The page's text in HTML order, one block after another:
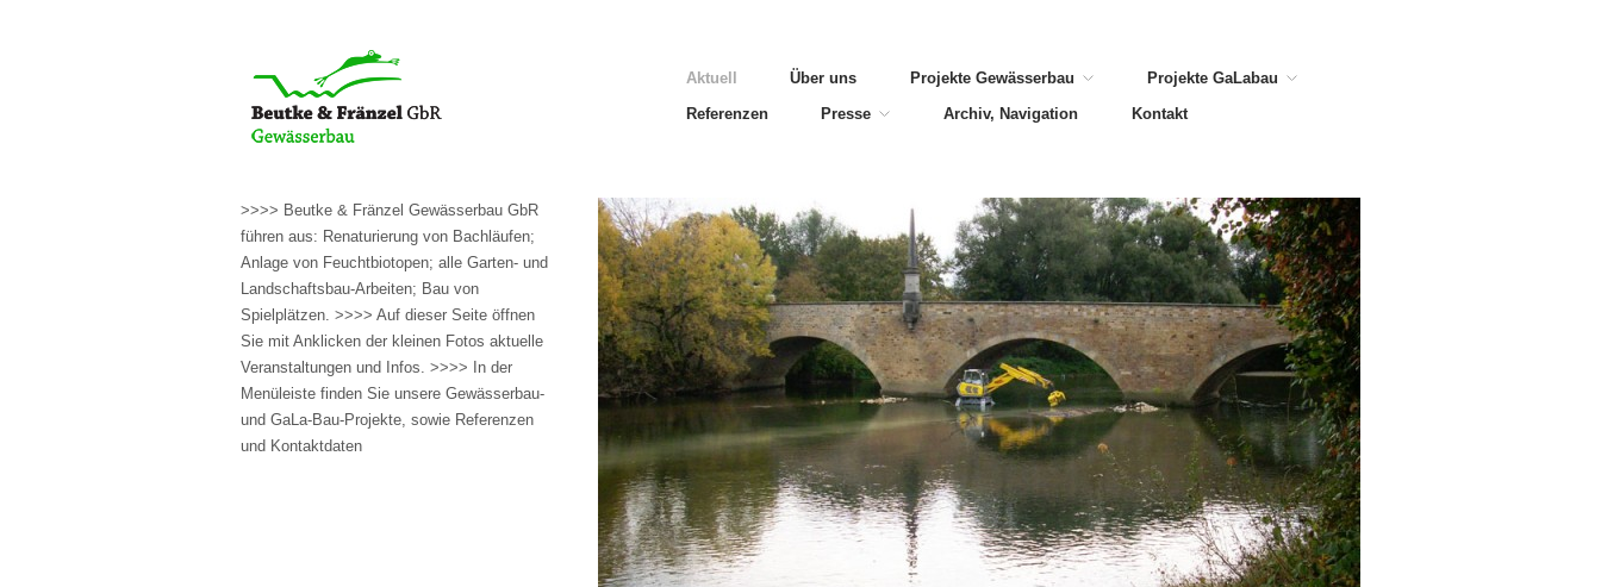
Aktuell Über uns Projekte Gewässerbau
Projekte GaLabau
Referenzen
Presse Archiv, Navigation Kontakt
>>>> Beutke & Fränzel Gewässerbau GbR
führen aus: Renaturierung von Bachläufen;
Anlage von Feuchtbiotopen; alle Garten- und
Landschaftsbau-Arbeiten; Bau von
Spielplätzen. >>>> Auf dieser Seite öffnen
Sie mit Anklicken der kleinen Fotos aktuelle
Veranstaltungen und Infos. >>>> In der
Menüleiste finden Sie unsere Gewässerbau-
und GaLa-Bau-Projekte, sowie Referenzen
und Kontaktdaten